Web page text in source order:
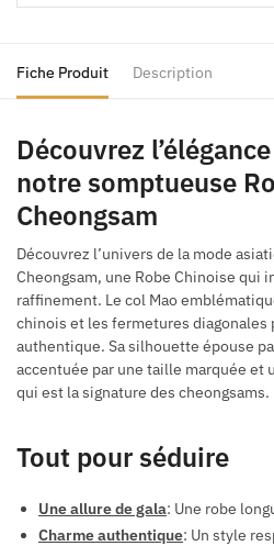
Fiche Produit Description
Découvrez
notre somptueuse
Cheongsam
Découvrez l’univers de la mode
Cheongsam, une Robe Chinoise qui
raffinement. Le col Mao
chinois et les fermetures diagonales
authentique. Sa silhouette épouse
accentuée par une taille marquée et
qui est la signature des cheongsams.
Tout pour séduire
Une allure de gala: Une robe
Charme authentique: Un style